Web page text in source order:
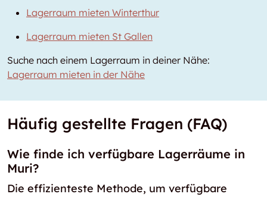
Lagerraum mieten Winterthur
Lagerraum mieten St Gallen
Suche nach einem Lagerraum in deiner Nähe:
Lagerraum mieten in der Nähe
Häufig gestellte Fragen (FAQ)
Wie finde ich verfügbare Lagerräume in
Muri?
Die effizienteste Methode, um verfügbare